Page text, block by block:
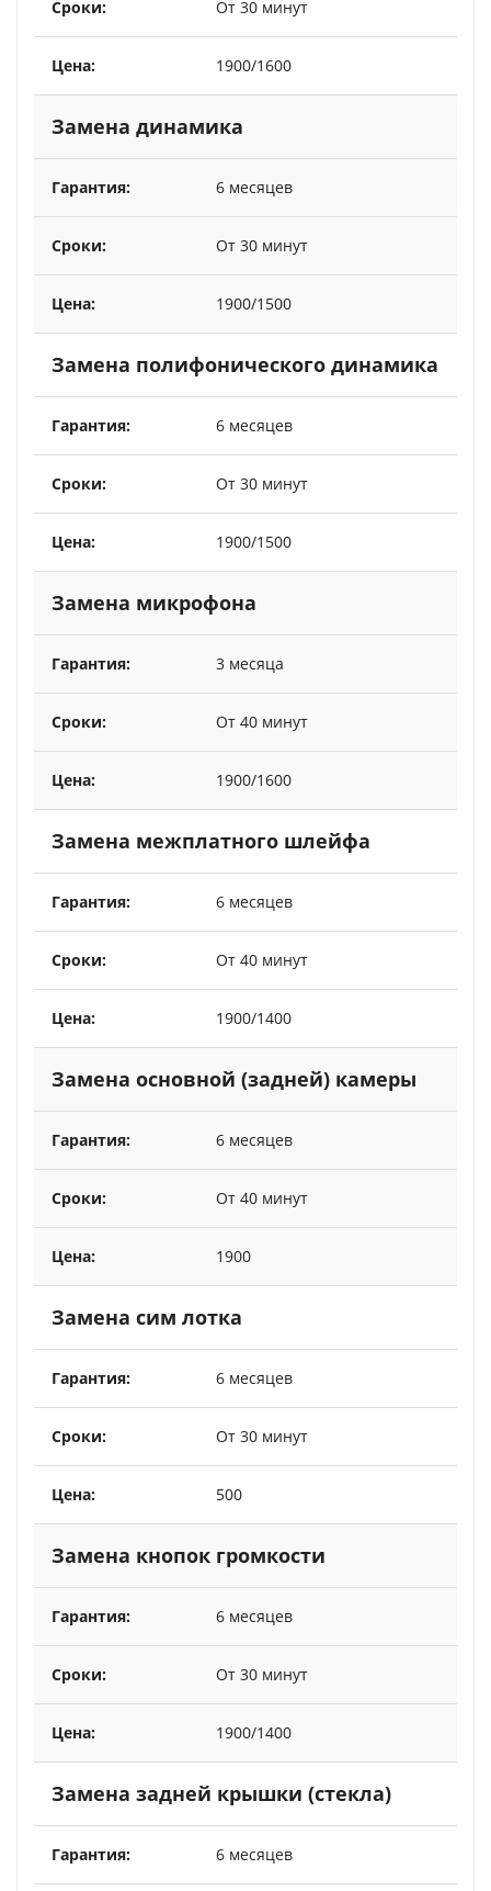
От 30 минут
1900/1600
Замена динамика
6 месяцев
От 30 минут
1900/1500
Замена полифонического динамика
6 месяцев
От 30 минут
1900/1500
Замена микрофона
3 месяца
От 40 минут
1900/1600
Замена межплатного шлейфа
6 месяцев
От 40 минут
1900/1400
Замена основной (задней) камеры
6 месяцев
От 40 минут
1900
Замена сим лотка
6 месяцев
От 30 минут
500
Замена кнопок громкости
6 месяцев
От 30 минут
1900/1400
Замена задней крышки (стекла)
6 месяцев